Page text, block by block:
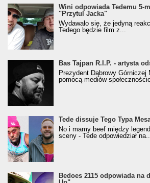
Wini odpowiada Tedemu 5-
"Przytul Jacka"
Wydawało się, że jedyną
Tedego będzie film z...
Bas Tajpan R.I.P. - artysta
Prezydent Dąbrowy
pomocą mediów
Tede dissuje Tego Typa
No i mamy beef między
sceny - Tede odpowiedział na...
Bedoes 2115 odpowiada na